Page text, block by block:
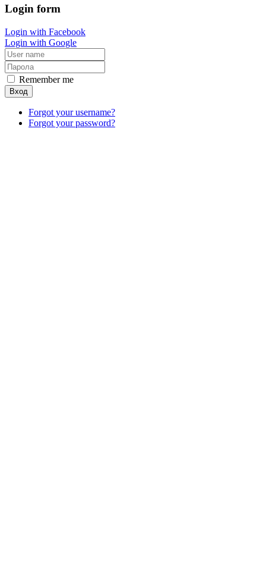
Login form
Login with Facebook
Login with Google
Remember me
Вход
Forgot your username?
Forgot your password?